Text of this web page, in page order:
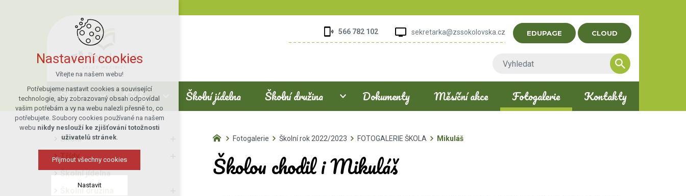
566 782 102 sekretarka@zssokolovska.cz EDUPAGE CLOUD
Škola Třídy Školní jídelna Školní družina Dokumenty Měsíční akce Fotogalerie Kontakty
Škola
Třídy
Školní jídelna
Školní družina
Fotogalerie Školní rok 2022/2023 FOTOGALERIE ŠKOLA Mikuláš
Školou chodil i Mikuláš
Nastavení cookies
Vítejte na našem webu!
Potřebujeme nastavit cookies a související
technologie, aby zobrazovaný obsah odpovídal
vašim potřebám a vy na webu nalezli přesně to, co
potřebujete. Soubory cookies používané na našem
webu nikdy neslouží ke zjišťování totožnosti
uživatelů stránek.
Přijmout všechny cookies
Nastavit